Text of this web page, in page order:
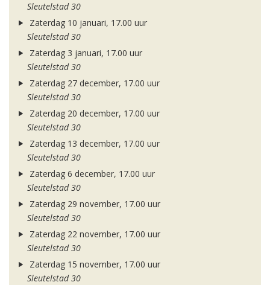
Sleutelstad 30
Zaterdag 10 januari, 17.00 uur
Sleutelstad 30
Zaterdag 3 januari, 17.00 uur
Sleutelstad 30
Zaterdag 27 december, 17.00 uur
Sleutelstad 30
Zaterdag 20 december, 17.00 uur
Sleutelstad 30
Zaterdag 13 december, 17.00 uur
Sleutelstad 30
Zaterdag 6 december, 17.00 uur
Sleutelstad 30
Zaterdag 29 november, 17.00 uur
Sleutelstad 30
Zaterdag 22 november, 17.00 uur
Sleutelstad 30
Zaterdag 15 november, 17.00 uur
Sleutelstad 30